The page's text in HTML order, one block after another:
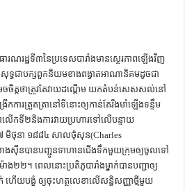
ណរដ្ឋទី៣នៃប្រទេសបារាំងមានស្ថេរភាពឡើងវិញ
ធជាបក្សពួកនិយមខាងពង្វាតអាណានិគមដូចជា
ចចិត្តថាត្រូវតែវាយដណ្ដើម យកតំបន់សេសសល់នៅ
ារត្រួតត្រានៅទីនោះឲ្យកាន់តែរឹងមាំឡើងទន្ទឹម
ើកទី២និងការវាយប្រហារទៅលើបន្ទាយ
មិថុនា ១៨៨៤ សាលថុំសុន(Charles
ងស៊ីនបានបញ្ជូនទាហានជើងទឹកមួយក្រុមឲ្យចូលទៅ
ោង២២។ ពេលនោះប្រតិភូបារាំងម្នាក់បានបញ្ជាឲ្យ
ើយបង្ខំ ឲ្យចុះហត្ថលេខាលើសន្ធិសញ្ញាថ្មីមួយ